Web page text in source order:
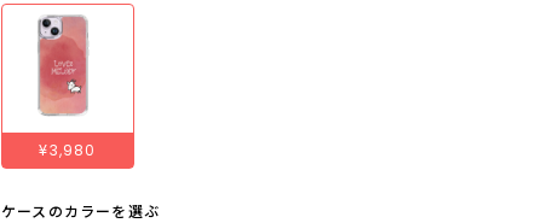
¥3,980
ケースのカラーを選ぶ